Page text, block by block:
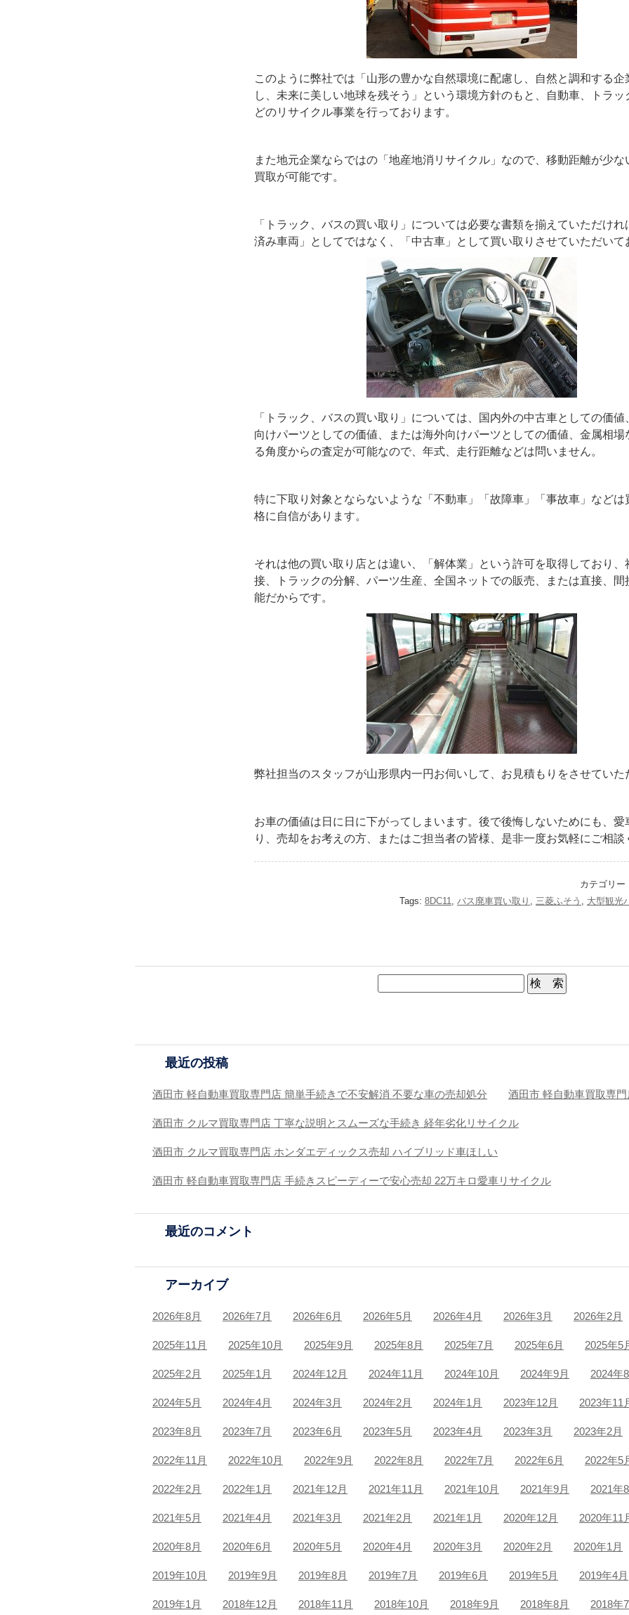
このように弊社では「山形の豊かな自然環境に配慮し、自然と調和する企
し、未来に美しい地球を残そう」という環境方針のもと、自動車、トラッ
どのリサイクル事業を行っております。
また地元企業ならではの「地産地消リサイクル」なので、移動距離が少な
買取が可能です。
「トラック、バスの買い取り」については必要な書類を揃えていただけれ
済み車両」としてではなく、「中古車」として買い取りさせていただいて
「トラック、バスの買い取り」については、国内外の中古車としての価値
向けパーツとしての価値、または海外向けパーツとしての価値、金属相場
る角度からの査定が可能なので、年式、走行距離などは問いません。
特に下取り対象とならないような「不動車」「故障車」「事故車」などは
格に自信があります。
それは他の買い取り店とは違い、「解体業」という許可を取得しており、
接、トラックの分解、パーツ生産、全国ネットでの販売、または直接、間
能だからです。
弊社担当のスタッフが山形県内一円お伺いして、お見積もりをさせていた
お車の価値は日に日に下がってしまいます。後で後悔しないためにも、愛
り、売却をお考えの方、またはご担当者の皆様、是非一度お気軽にご相談
カテゴリー
Tags: 8DC11, バス廃車買い取り , 三菱ふそう , 大型観光
最近の投稿
酒田市 軽自動車買取専門店 簡単手続きで不安解消 不要な車の売却処分 酒田市 軽自動車買取専
酒田市 クルマ買取専門店 丁寧な説明とスムーズな手続き 経年劣化リサイクル
酒田市 クルマ買取専門店 ホンダエディックス売却 ハイブリッド車ほしい
酒田市 軽自動車買取専門店 手続きスピーディーで安心売却 22万キロ愛車リサイクル
最近のコメント
アーカイブ
2026年8月 2026年7月 2026年6月 2026年5月 2026年4月 2026年3月 2026年2月
2025年11月 2025年10月 2025年9月 2025年8月 2025年7月 2025年6月 2025年5
2025年2月 2025年1月 2024年12月 2024年11月 2024年10月 2024年9月 2024年
2024年5月 2024年4月 2024年3月 2024年2月 2024年1月 2023年12月 2023年11
2023年8月 2023年7月 2023年6月 2023年5月 2023年4月 2023年3月 2023年2月
2022年11月 2022年10月 2022年9月 2022年8月 2022年7月 2022年6月 2022年5
2022年2月 2022年1月 2021年12月 2021年11月 2021年10月 2021年9月 2021年
2021年5月 2021年4月 2021年3月 2021年2月 2021年1月 2020年12月 2020年11
2020年8月 2020年6月 2020年5月 2020年4月 2020年3月 2020年2月 2020年1月
2019年10月 2019年9月 2019年8月 2019年7月 2019年6月 2019年5月 2019年4月
2019年1月 2018年12月 2018年11月 2018年10月 2018年9月 2018年8月 2018年